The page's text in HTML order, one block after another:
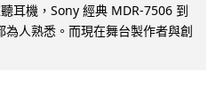
耳機，Sony 經典 MDR-7506 到
人熟悉。而現在舞台製作者與創